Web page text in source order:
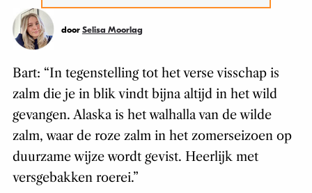
door Selisa Moorlag
Bart: “In tegenstelling tot het verse visschap is
zalm die je in blik vindt bijna altijd in het wild
gevangen. Alaska is het walhalla van de wilde
zalm, waar de roze zalm in het zomerseizoen op
duurzame wijze wordt gevist. Heerlijk met
versgebakken roerei.”